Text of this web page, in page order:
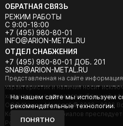
ОБРАТНАЯ СВЯЗЬ
РЕЖИМ РАБОТЫ
С 9:00-18:00
+7 (495) 980-80-01
INFO@ARION-METAL.RU
ОТДЕЛ СНАБЖЕНИЯ
+7 (495) 980-80-01 ДОБ. 201
SNAB@ARION-METAL.RU
Представленная на сайте
характеристик и наличия носит
характер и не является публичной
ООО "Арион-Металл" © 2020 - 2026
Копирование материалов
РФ).
На нашем сайте мы используем
рекомендательные технологии.
ПОНЯТНО